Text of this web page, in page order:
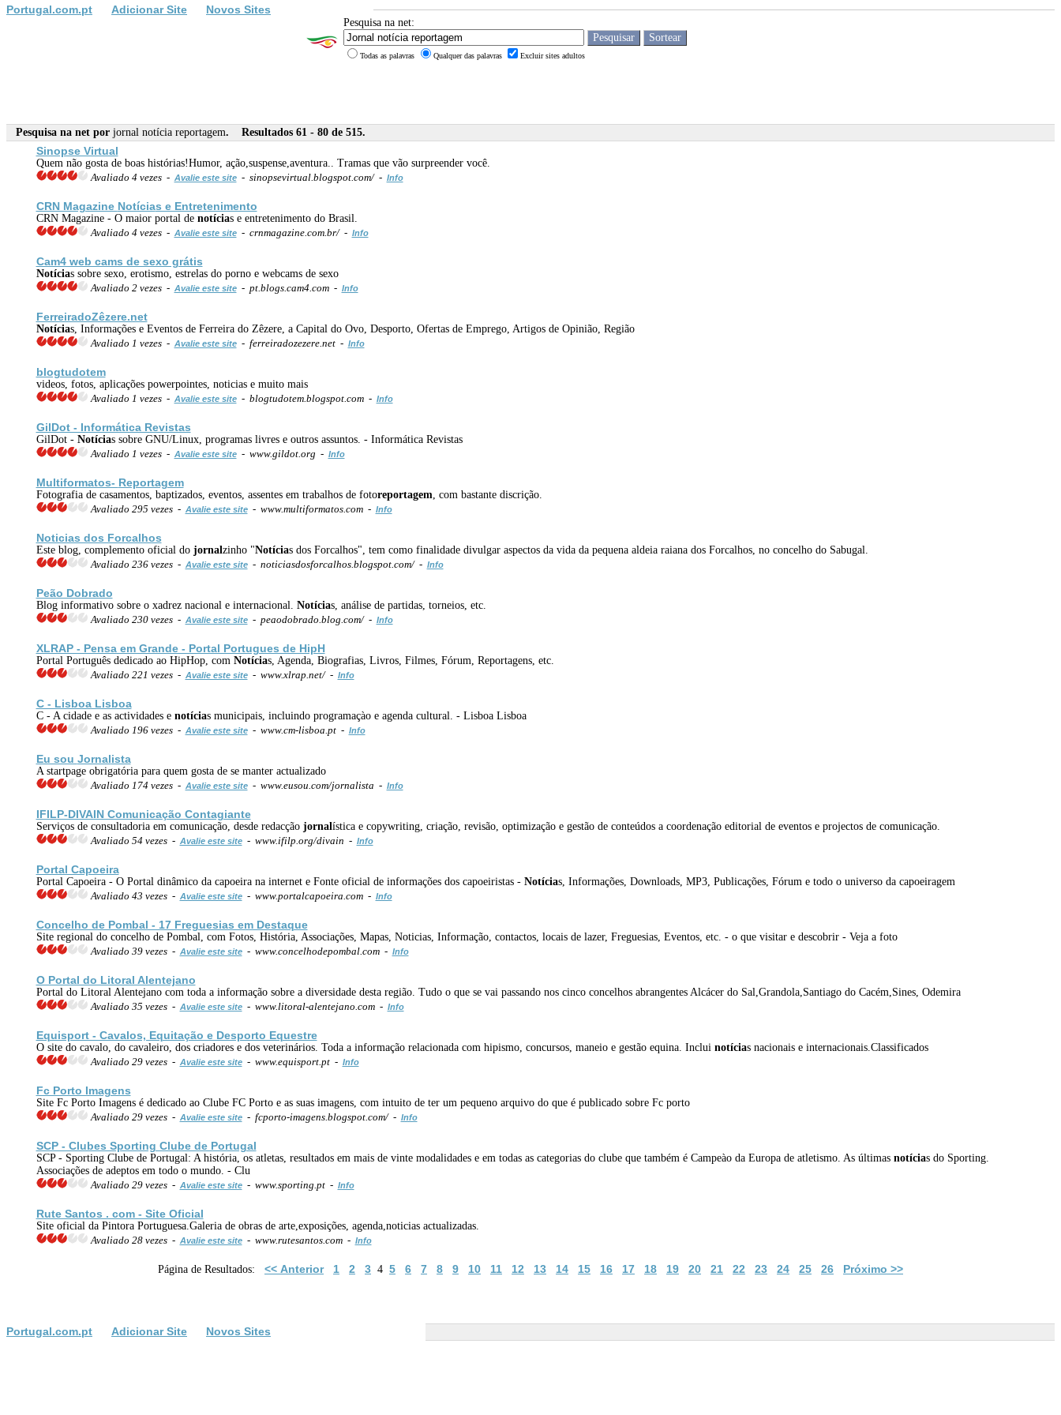
Portugal.com.pt Adicionar Site Novos Sites
Pesquisa na net:
Todas as palavras Qualquer das palavras Excluir sites adultos
Pesquisa na net por jornal notícia reportagem. Resultados 61 - 80 de 515.
Sinopse Virtual
Quem não gosta de boas histórias!Humor, ação,suspense,aventura.. Tramas que vão surpreender você.
Avaliado 4 vezes - Avalie este site- sinopsevirtual.blogspot.com/ - Info
CRN Magazine Notícias e Entretenimento
CRN Magazine - O maior portal de notícias e entretenimento do Brasil.
Avaliado 4 vezes - Avalie este site- crnmagazine.com.br/ - Info
Cam4 web cams de sexo grátis
Notícias sobre sexo, erotismo, estrelas do porno e webcams de sexo
Avaliado 2 vezes - Avalie este site- pt.blogs.cam4.com - Info
FerreiradoZêzere.net
Notícias, Informações e Eventos de Ferreira do Zêzere, a Capital do Ovo, Desporto, Ofertas de Emprego, Artigos de Opinião, Região
Avaliado 1 vezes - Avalie este site- ferreiradozezere.net - Info
blogtudotem
videos, fotos, aplicações powerpointes, noticias e muito mais
Avaliado 1 vezes - Avalie este site- blogtudotem.blogspot.com - Info
GilDot - Informática Revistas
GilDot - Notícias sobre GNU/Linux, programas livres e outros assuntos. - Informática Revistas
Avaliado 1 vezes - Avalie este site- www.gildot.org - Info
Multiformatos- Reportagem
Fotografia de casamentos, baptizados, eventos, assentes em trabalhos de fotoreportagem , com bastante discrição.
Avaliado 295 vezes - Avalie este site- www.multiformatos.com - Info
Noticias dos Forcalhos
Este blog, complemento oficial do jornal zinho "Notícias dos Forcalhos", tem como finalidade divulgar aspectos da vida da pequena aldeia raiana dos Forcalhos, no concelho do Sabugal.
Avaliado 236 vezes - Avalie este site- noticiasdosforcalhos.blogspot.com/ - Info
Peão Dobrado
Blog informativo sobre o xadrez nacional e internacional. Notícias, análise de partidas, torneios, etc.
Avaliado 230 vezes - Avalie este site- peaodobrado.blog.com/ - Info
XLRAP - Pensa em Grande - Portal Portugues de HipH
Portal Português dedicado ao HipHop, com Notícias, Agenda, Biografias, Livros, Filmes, Fórum, Reportagens, etc.
Avaliado 221 vezes - Avalie este site- www.xlrap.net/ - Info
C - Lisboa Lisboa
C - A cidade e as actividades e notícias municipais, incluindo programaçào e agenda cultural. - Lisboa Lisboa
Avaliado 196 vezes - Avalie este site- www.cm-lisboa.pt - Info
Eu sou Jornalista
A startpage obrigatória para quem gosta de se manter actualizado
Avaliado 174 vezes - Avalie este site- www.eusou.com/jornalista - Info
IFILP-DIVAIN Comunicação Contagiante
Serviços de consultadoria em comunicação, desde redacção jornal ística e copywriting, criação, revisão, optimização e gestão de conteúdos a coordenação editorial de eventos e projectos de comunicação.
Avaliado 54 vezes - Avalie este site- www.ifilp.org/divain - Info
Portal Capoeira
Portal Capoeira - O Portal dinâmico da capoeira na internet e Fonte oficial de informações dos capoeiristas - Notícias, Informações, Downloads, MP3, Publicações, Fórum e todo o universo da capoeiragem
Avaliado 43 vezes - Avalie este site- www.portalcapoeira.com - Info
Concelho de Pombal - 17 Freguesias em Destaque
Site regional do concelho de Pombal, com Fotos, História, Associações, Mapas, Noticias, Informação, contactos, locais de lazer, Freguesias, Eventos, etc. - o que visitar e descobrir - Veja a foto
Avaliado 39 vezes - Avalie este site- www.concelhodepombal.com - Info
O Portal do Litoral Alentejano
Portal do Litoral Alentejano com toda a informação sobre a diversidade desta região. Tudo o que se vai passando nos cinco concelhos abrangentes Alcácer do Sal,Grandola,Santiago do Cacém,Sines, Odemira
Avaliado 35 vezes - Avalie este site- www.litoral-alentejano.com - Info
Equisport - Cavalos, Equitação e Desporto Equestre
O site do cavalo, do cavaleiro, dos criadores e dos veterinários. Toda a informação relacionada com hipismo, concursos, maneio e gestão equina. Inclui notícias nacionais e internacionais.Classificados
Avaliado 29 vezes - Avalie este site- www.equisport.pt - Info
Fc Porto Imagens
Site Fc Porto Imagens é dedicado ao Clube FC Porto e as suas imagens, com intuito de ter um pequeno arquivo do que é publicado sobre Fc porto
Avaliado 29 vezes - Avalie este site- fcporto-imagens.blogspot.com/ - Info
SCP - Clubes Sporting Clube de Portugal
SCP - Sporting Clube de Portugal: A história, os atletas, resultados em mais de vinte modalidades e em todas as categorias do clube que também é Campeào da Europa de atletismo. As últimas notícias do Sporting.
Associações de adeptos em todo o mundo. - Clu
Avaliado 29 vezes - Avalie este site- www.sporting.pt - Info
Rute Santos . com - Site Oficial
Site oficial da Pintora Portuguesa.Galeria de obras de arte,exposições, agenda,noticias actualizadas.
Avaliado 28 vezes - Avalie este site- www.rutesantos.com - Info
Página de Resultados: << Anterior 1 2 3 4 5 6 7 8 9 10 11 12 13 14 15 16 17 18 19 20 21 22 23 24 25 26 Próximo >>
Portugal.com.pt Adicionar Site Novos Sites